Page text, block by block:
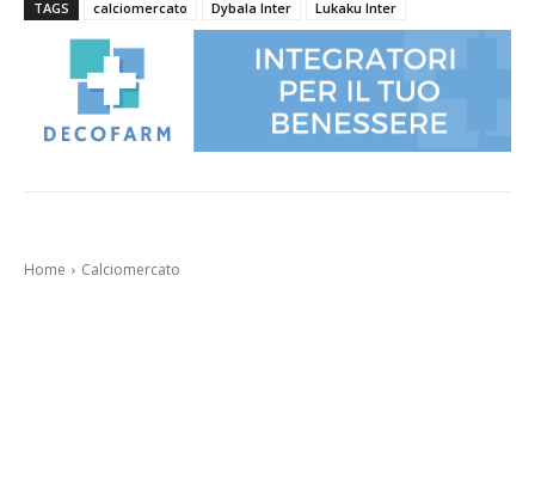
TAGS calciomercato Dybala Inter Lukaku Inter